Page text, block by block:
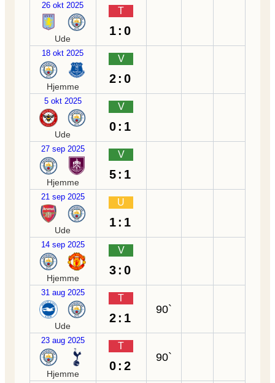
26 okt 2025
Ude
T
1:0
18 okt 2025
Hjemme
V
2:0
5 okt 2025
Ude
V
0:1
27 sep 2025
Hjemme
V
5:1
21 sep 2025
Ude
U
1:1
14 sep 2025
Hjemme
V
3:0
31 aug 2025
Ude
T
2:1
90`
23 aug 2025
Hjemme
T
0:2
90`